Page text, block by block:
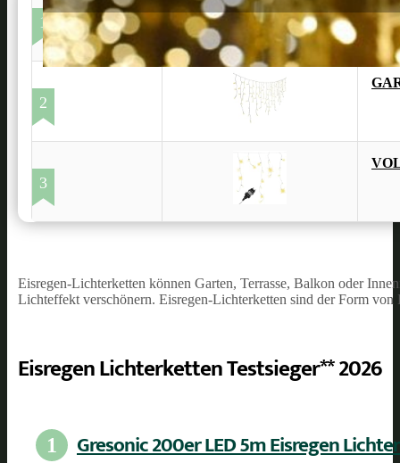
1
2
3
Eisregen-Lichterketten können Garten, Terrasse, Balkon oder
Lichteffekt verschönern. Eisregen-Lichterketten sind der Form
Eisregen Lichterketten Testsieger** 2026
1 Gresonic 200er LED 5m Eisregen